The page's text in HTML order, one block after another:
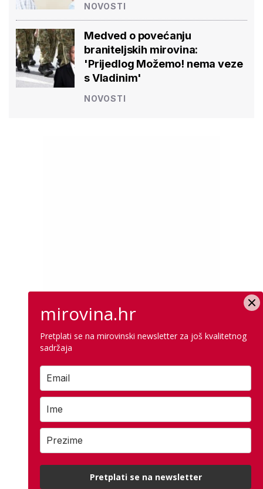
NOVOSTI
Medved o povećanju
braniteljskih mirovina:
'Prijedlog Možemo! nema veze
s Vladinim'
NOVOSTI
mirovina.hr
Pretplati se na mirovinski newsletter za još kvalitetnog
sadržaja
Pretplati se na newsletter